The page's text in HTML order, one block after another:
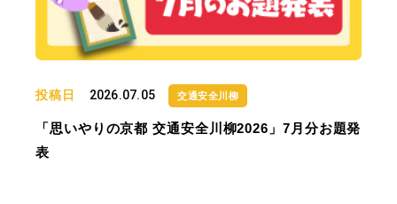
投稿日 2026.07.05 交通安全川柳
「思いやりの京都 交通安全川柳2026」7月分お題発
表